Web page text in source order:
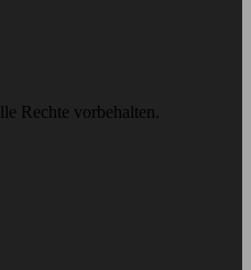
Rechte vorbehalten.